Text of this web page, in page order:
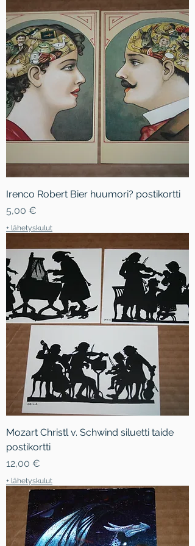
Irenco Robert Bier huumori? postikortti
Hinta
5,00 €
+ lähetyskulut
Mozart Christl v. Schwind siluetti taide
postikortti
Hinta
12,00 €
+ lähetyskulut